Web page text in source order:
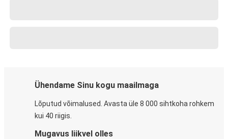
Ühendame Sinu kogu maailmaga
Lõputud võimalused. Avasta üle 8 000 sihtkoha rohkem
kui 40 riigis.
Mugavus liikvel olles